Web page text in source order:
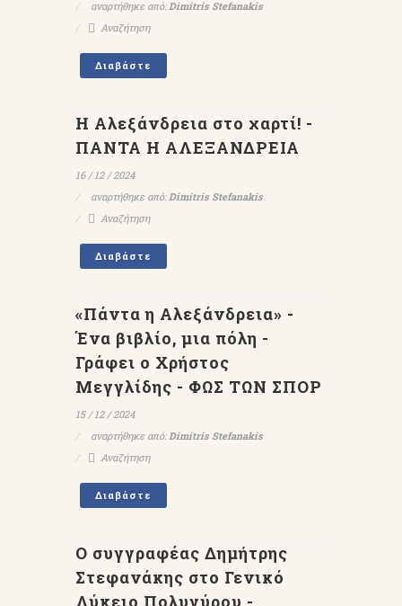
αναρτήθηκε από:Dimitris Stefanakis
Αναζήτηση
Διαβάστε
Η Αλεξάνδρεια στο χαρτί! -
ΠΑΝΤΑ Η ΑΛΕΞΑΝΔΡΕΙΑ
16 / 12 / 2024
αναρτήθηκε από:Dimitris Stefanakis
Αναζήτηση
Διαβάστε
«Πάντα η Αλεξάνδρεια» -
Ένα βιβλίο, μια πόλη -
Γράφει ο Χρήστος
Μεγγλίδης - ΦΩΣ ΤΩΝ ΣΠΟΡ
15 / 12 / 2024
αναρτήθηκε από:Dimitris Stefanakis
Αναζήτηση
Διαβάστε
Ο συγγραφέας Δημήτρης
Στεφανάκης στο Γενικό
Λύκειο Πολυγύρου -